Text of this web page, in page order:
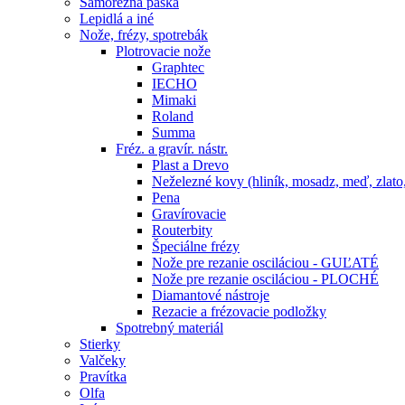
Lepidlá a iné
Nože, frézy, spotrebák
Plotrovacie nože
Graphtec
IECHO
Mimaki
Roland
Summa
Fréz. a gravír. nástr.
Plast a Drevo
Neželezné kovy (hliník, mosadz, meď,
Pena
Gravírovacie
Routerbity
Špeciálne frézy
Nože pre rezanie osciláciou - GUĽATÉ
Nože pre rezanie osciláciou - PLOCHÉ
Diamantové nástroje
Rezacie a frézovacie podložky
Spotrebný materiál
Stierky
Valčeky
Pravítka
Olfa